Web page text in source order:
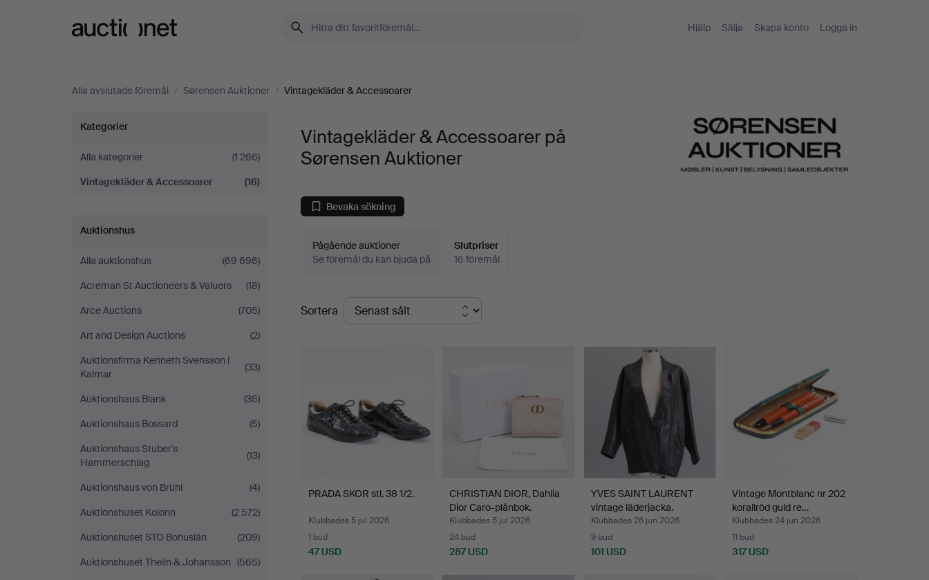
Hjälp Sälja Skapa konto Logga in
Alla avslutade föremål / Sørensen Auktioner / Vintagekläder & Accessoarer
Vintagekläder
&
Accessoarer
på
Sørensen
Auktioner
Kategorier
Alla kategorier
(1 266)
Vintagekläder & Accessoarer
(16)
Auktionshus
Alla auktionshus
(69 696)
Acreman St Auctioneers & Valuers
(18)
Arce Auctions
(705)
Art and Design Auctions
(2)
Auktionsfirma Kenneth Svensson i
Kalmar
(33)
Auktionshaus Blank
(35)
Auktionshaus Bossard
(5)
Auktionshaus Stuber's
Hammerschlag
(13)
Auktionshaus von Brühl
(4)
Auktionshuset Kolonn
(2 572)
Auktionshuset STO Bohuslän
(209)
Auktionshuset Thelin & Johansson (565)
Vintagekläder & Accessoarer på
Sørensen Auktioner
Bevaka sökning
Pågående auktioner
Se föremål du kan bjuda på
Slutpriser
16 föremål
Slutpriser
Sortera
PRADA SKOR stl. 38 1/2.
Klubbades 5 jul 2026
1 bud
47 USD
CHRISTIAN DIOR, Dahlia
Dior Caro-plånbok.
Klubbades 5 jul 2026
24 bud
287 USD
YVES SAINT LAURENT
vintage läderjacka.
Klubbades 26 jun 2026
9 bud
101 USD
Vintage Montblanc nr 202
korallröd guld re…
Klubbades 24 jun 2026
11 bud
317 USD